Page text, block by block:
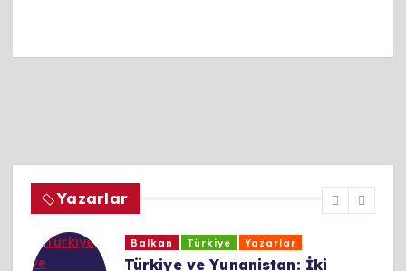
Yazarlar
Türkiye Yazarlar
İki Uçlu Emperyalizm ve Hafıza